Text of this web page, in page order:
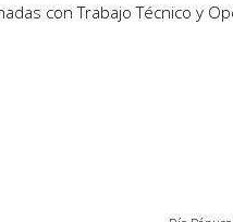
conTrabajo Técnico y